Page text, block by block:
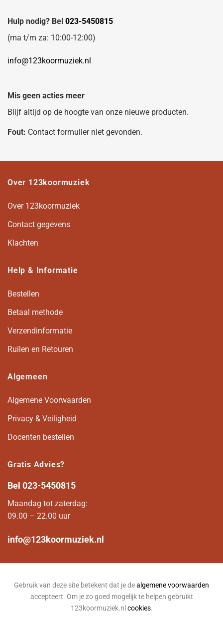
Hulp nodig? Bel 023-5450815
(ma t/m za: 10:00-12:00)
info@123koormuziek.nl
Mis geen acties meer
Blijf altijd op de hoogte van onze nieuwe producten.
Fout: Contact formulier niet gevonden.
Over 123koormuziek
Over 123koormuziek
Contact gegevens
Klachten
Help & Informatie
Bestellen
Betaal methode
Verzendinformatie
Ruilen en Retouren
Algemeen
Algemene Voorwaarden
Privacy & Veiligheid
Docenten bestellen
Gratis Advies?
Bel 023-5450815
Maandag tot zaterdag:
09.00 – 22.00 uur
info@123koormuziek.nl
Gebruik van deze site betekent dat je dealgemene voorwaarden
accepteert. Om je zo goed mogelijk te helpen gebruikt
123koormuziek.nl cookies.